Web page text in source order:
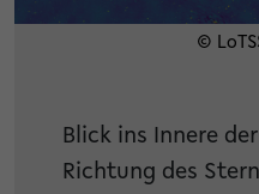
©
Blick ins Innere
Richtung des